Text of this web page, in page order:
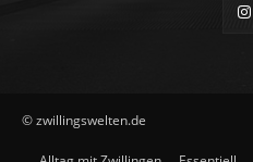
© zwillingswelten.de